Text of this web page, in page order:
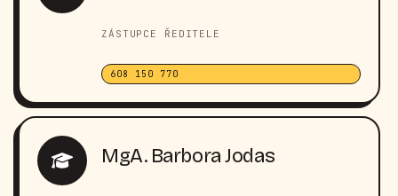
ZÁSTUPCE ŘEDITELE
608 150 770
MgA. Barbora Jodas